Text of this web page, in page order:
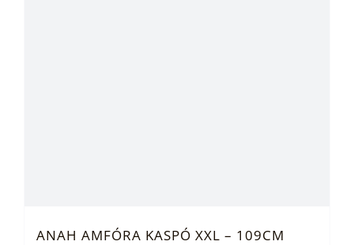
ANAH AMFÓRA KASPÓ XXL – 109CM